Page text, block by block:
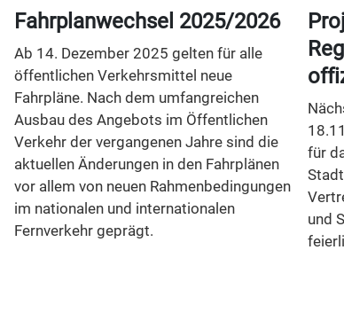
Fahrplanwechsel 2025/2026
Ab 14. Dezember 2025 gelten für alle
öffentlichen Verkehrsmittel neue
Fahrpläne. Nach dem umfangreichen
Ausbau des Angebots im Öffentlichen
Verkehr der vergangenen Jahre sind die
aktuellen Änderungen in den Fahrplänen
vor allem von neuen Rahmenbedingungen
im nationalen und internationalen
Fernverkehr geprägt.
für
und